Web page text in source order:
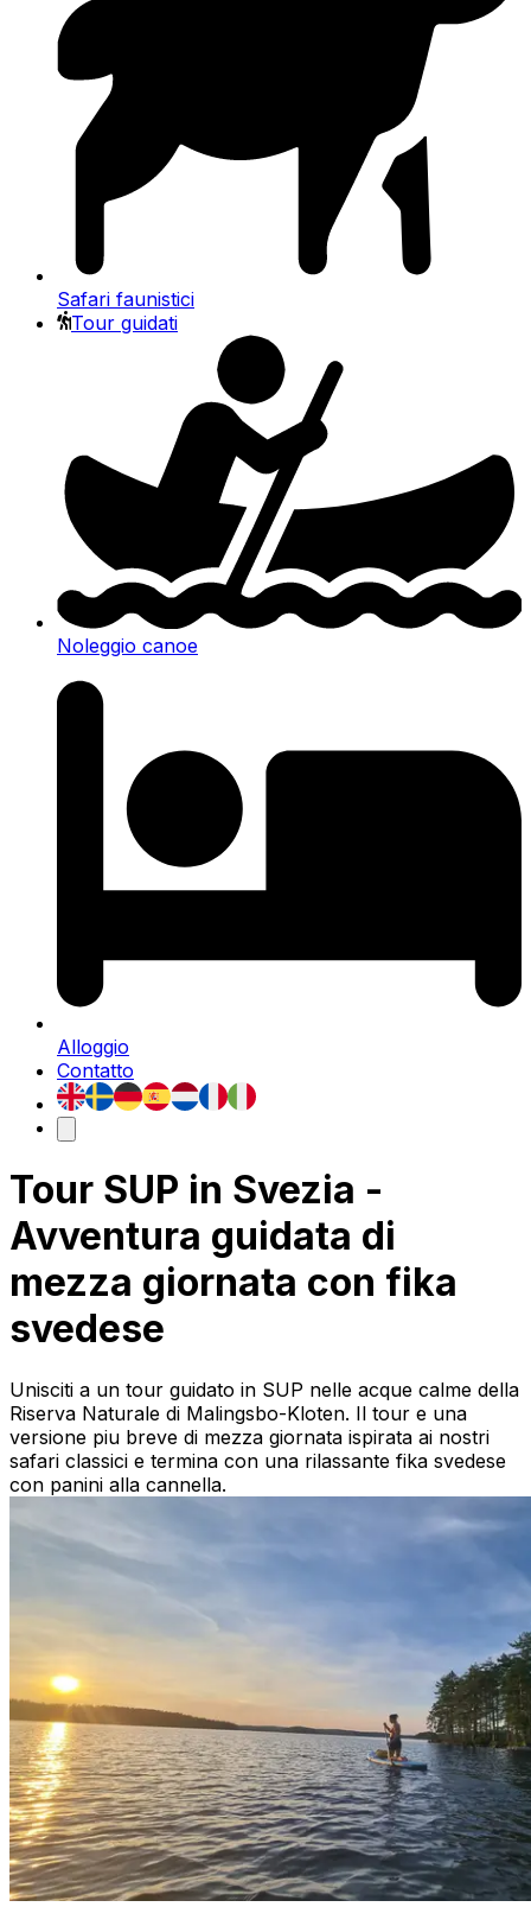
Safari faunistici
Tour guidati
Noleggio canoe
Alloggio
Contatto
Tour SUP in Svezia -
Avventura guidata di
mezza giornata con fika
svedese
Unisciti a un tour guidato in SUP nelle acque calme della
Riserva Naturale di Malingsbo-Kloten. Il tour e una
versione piu breve di mezza giornata ispirata ai nostri
safari classici e termina con una rilassante fika svedese
con panini alla cannella.